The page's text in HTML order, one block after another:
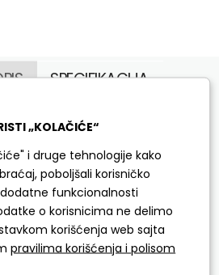
SPECIFIKACIJA
Night Vision
(Adjustable):/
(Adjustable):4000K—
„KOLAČIĆE“
i druge tehnologije kako
poboljšali korisničko
funkcionalnosti
o korisnicima ne delimo
korišćenja web sajta
pravilima korišćenja i polisom